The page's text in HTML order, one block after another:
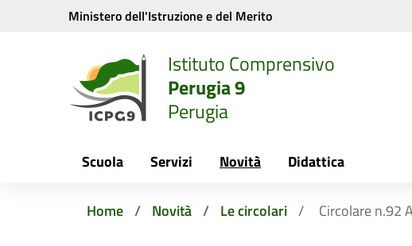
Vai ai contenuti
Vai al menu di navigazione
Ministero dell'Istruzione e del Merito
Istituto Comprensivo
Perugia 9
Perugia
Scuola Servizi Novità Didattica
Home Novità Le circolari Circolare n.92